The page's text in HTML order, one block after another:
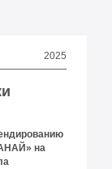
2025
на